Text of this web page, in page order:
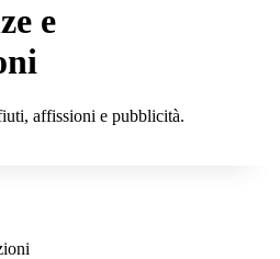
e
affissioni e pubblicità.